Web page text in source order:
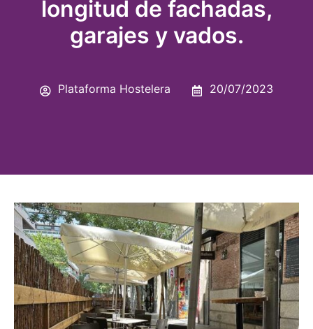
longitud de fachadas,
garajes y vados.
Plataforma Hostelera 20/07/2023